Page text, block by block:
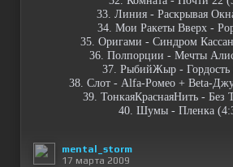
33. Линия - Раскрывая
34. Мои Ракеты Вверх -
35. Оригами - Синдром
36. Полпорции - Мечты
37. РыбийЖыр - Гордость
38. Слот - Alfa-Ромео + Beta-
39. ТонкаяКраснаяНить - Без
40. Шумы - Пленка
mental_storm
17 марта 2009